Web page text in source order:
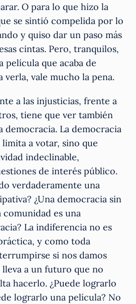
O para lo que hizo la
se sintió compelida por lo
y quiso dar un paso más
cintas. Pero, tranquilos,
película que acaba de
verla, vale mucho la pena.
a las injusticias, frente a
tiene que ver también
democracia. La democracia
a votar, sino que
indeclinable,
de interés público.
verdaderamente una
¿Una democracia sin
es una
La indiferencia no es
y como toda
si nos damos
a un futuro que no
hacerlo. ¿Puede lograrlo
lograrlo una película? No